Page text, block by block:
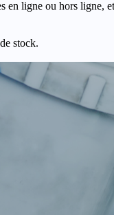
ligne ou hors ligne,
stock.